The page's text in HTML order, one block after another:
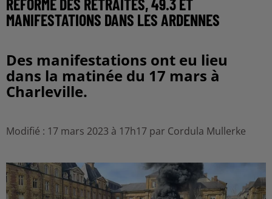
RÉFORME DES RETRAITES, 49.3 ET
MANIFESTATIONS DANS LES ARDENNES
Des manifestations ont eu lieu
dans la matinée du 17 mars à
Charleville.
Modifié : 17 mars 2023 à 17h17 par Cordula Mullerke